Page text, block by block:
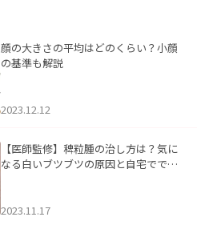
顔の大きさの平均はどのくらい？小顔
の基準も解説
2023.12.12
【医師監修】稗粒腫の治し方は？気に
なる白いブツブツの原因と自宅ででき
2023.11.17